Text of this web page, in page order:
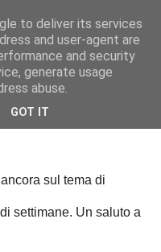
sul tema di
settimane. Un saluto a
to deliver its services
and user-agent are
and security
generate usage
abuse.
GOT IT